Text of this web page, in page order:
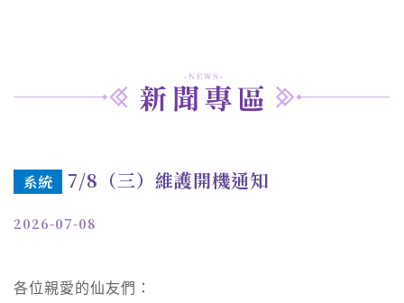
系統 7/8（三）維護開機通知
2026-07-08
各位親愛的仙友們：